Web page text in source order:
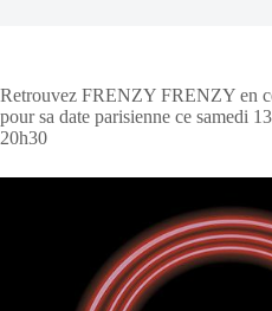
Retrouvez FRENZY FRENZY en
pour sa date parisienne ce samedi
20h30